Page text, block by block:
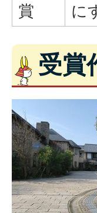
賞
に
受賞